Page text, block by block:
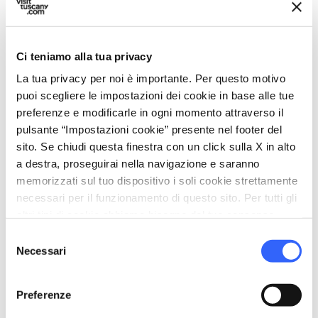
Ci teniamo alla tua privacy
La tua privacy per noi è importante. Per questo motivo
puoi scegliere le impostazioni dei cookie in base alle tue
preferenze e modificarle in ogni momento attraverso il
pulsante “Impostazioni cookie” presente nel footer del
sito. Se chiudi questa finestra con un click sulla X in alto
a destra, proseguirai nella navigazione e saranno
memorizzati sul tuo dispositivo i soli cookie strettamente
necessari per il funzionamento di questo sito. Per tutti gli
delNecessari
Preferenze
Inglese
sports_basketball Sport
Piscina scoperta
family_restroom Servizi per famiglie
Seggiolini
Stendibiancheria
Idromassaggio
Sauna